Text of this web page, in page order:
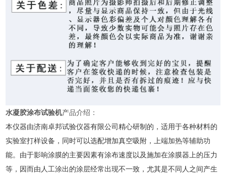
水凝胶涂布试验机产品介绍：
本仪器由济南卓邦试验仪器有限公司精心研制的，适用于各种材料的
实验室打样设备，同时可以选配增加真空吸附，上端加热等辅助功
能。由于影响涂膜的主要因素有涂布速度以及施加在涂膜器上的压力
等，因而由人工涂出的涂层经常出现不一致，尤其是不同人之间产生